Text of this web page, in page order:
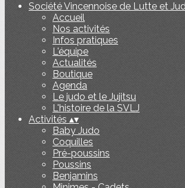
Société Vincennoise de Lutte et
Accueil
Nos activités
Infos pratiques
L'équipe
Actualités
Boutique
Agenda
Le judo et le Jujitsu
L'histoire de la SVLJ
Activités ▴▾
Baby Judo
Coquilles
Pré-poussins
Poussins
Benjamins